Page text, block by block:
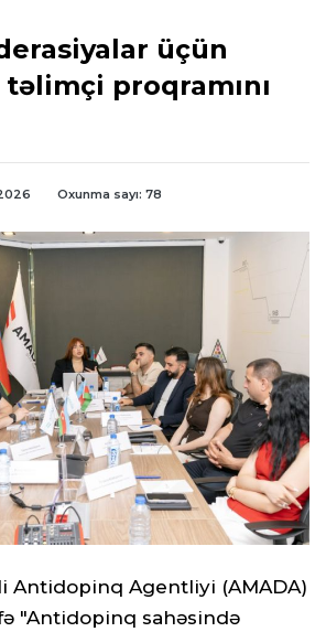
üçün
proqramını
Oxunma sayı: 78
Antidopinq Agentliyi (AMADA)
"Antidopinq sahəsində